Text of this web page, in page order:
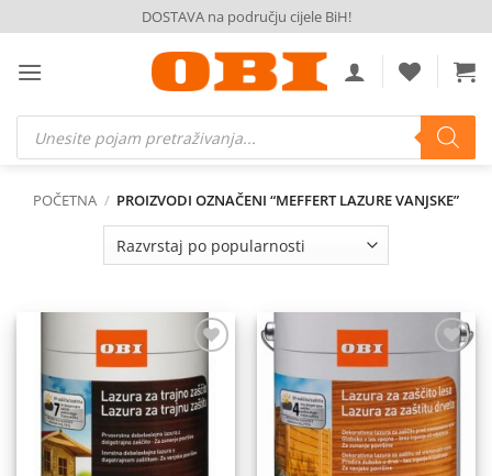
to
content
DOSTAVA na području cijele BiH!
Products
search
POČETNA / PROIZVODI OZNAČENI “MEFFERT LAZURE VANJSKE”
na
listu
želja
na
listu
želja